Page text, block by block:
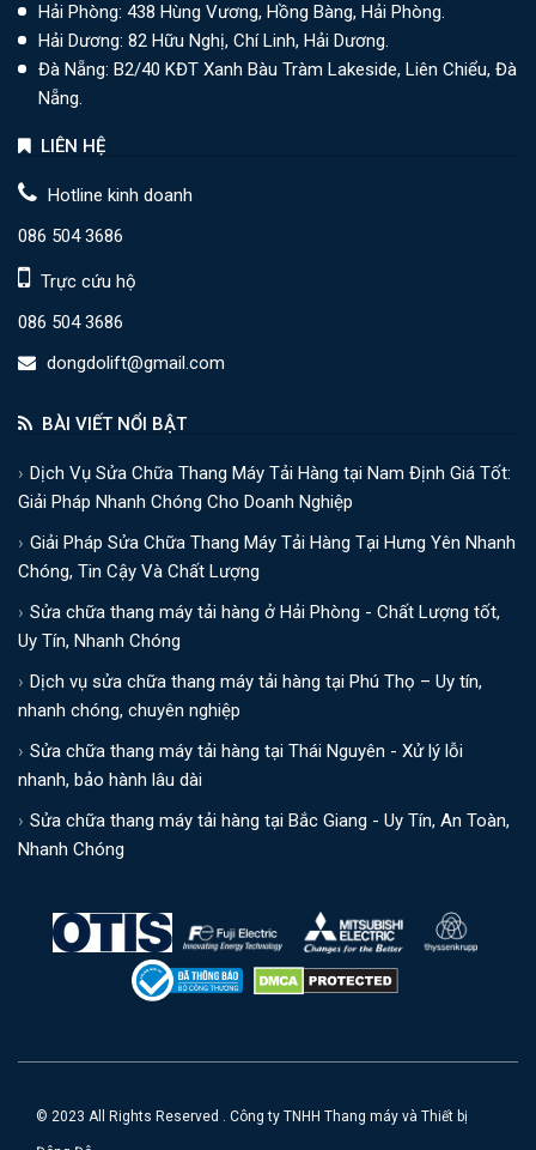
Hải Phòng: 438 Hùng Vương, Hồng Bàng, Hải Phòng.
Hải Dương: 82 Hữu Nghị, Chí Linh, Hải Dương.
Đà Nẵng: B2/40 KĐT Xanh Bàu Tràm Lakeside, Liên Chiểu, Đà
Nẵng.
LIÊN HỆ
Hotline kinh doanh
086 504 3686
Trực cứu hộ
086 504 3686
dongdolift@gmail.com
BÀI VIẾT NỔI BẬT
Dịch Vụ Sửa Chữa Thang Máy Tải Hàng tại Nam Định Giá Tốt:
Giải Pháp Nhanh Chóng Cho Doanh Nghiệp
Giải Pháp Sửa Chữa Thang Máy Tải Hàng Tại Hưng Yên Nhanh
Chóng, Tin Cậy Và Chất Lượng
Sửa chữa thang máy tải hàng ở Hải Phòng - Chất Lượng tốt,
Uy Tín, Nhanh Chóng
Dịch vụ sửa chữa thang máy tải hàng tại Phú Thọ – Uy tín,
nhanh chóng, chuyên nghiệp
Sửa chữa thang máy tải hàng tại Thái Nguyên - Xử lý lỗi
nhanh, bảo hành lâu dài
Sửa chữa thang máy tải hàng tại Bắc Giang - Uy Tín, An Toàn,
Nhanh Chóng
© 2023 All Rights Reserved . Công ty TNHH Thang máy và Thiết bị